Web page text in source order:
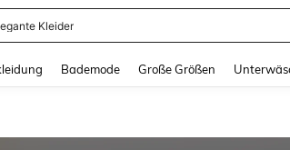
Kleider
Bademode Große Größen